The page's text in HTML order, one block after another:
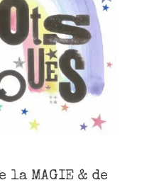
MAGIE & de